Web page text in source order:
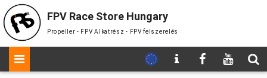
FPV Race Store Hungary
Propeller - FPV Alkatrész - FPV felszerelés